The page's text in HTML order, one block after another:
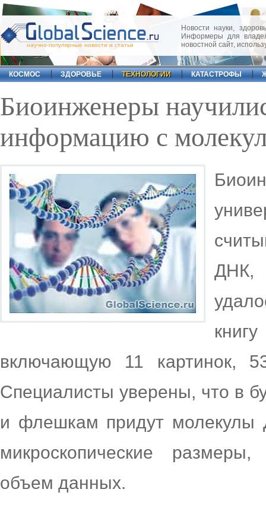
научно-популярные новости и статьи
Новости науки,
Информеры для
новостной сайт,
КОСМОС ЗДОРОВЬЕ ТЕХНОЛОГИИ КАТАСТРОФЫ
Биоинженеры
информацию с
ДНК,
включающую 11 картинок,
Специалисты уверены, что в
и флешкам придут молекулы
микроскопические
объем данных.